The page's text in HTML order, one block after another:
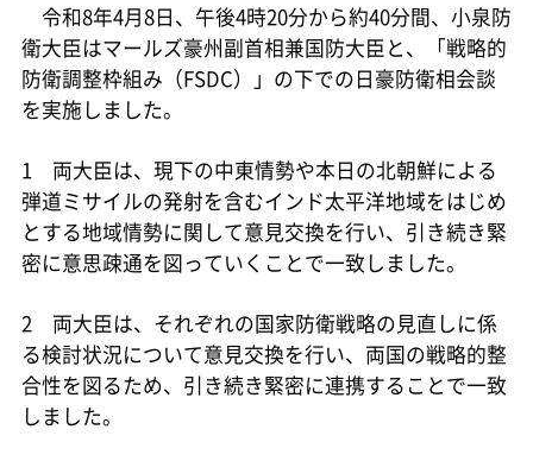
令和8年4月8日、午後4時20分から約40分間、小泉防
衛大臣はマールズ豪州副首相兼国防大臣と、「戦略的
防衛調整枠組み（FSDC）」の下での日豪防衛相会談
を実施しました。
1 両大臣は、現下の中東情勢や本日の北朝鮮による
弾道ミサイルの発射を含むインド太平洋地域をはじめ
とする地域情勢に関して意見交換を行い、引き続き緊
密に意思疎通を図っていくことで一致しました。
2 両大臣は、それぞれの国家防衛戦略の見直しに係
る検討状況について意見交換を行い、両国の戦略的整
合性を図るため、引き続き緊密に連携することで一致
しました。